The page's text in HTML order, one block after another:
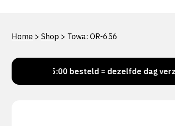
Home > Shop > Towa: OR-656
Voor 15:00 besteld = dezelfde dag verzonden